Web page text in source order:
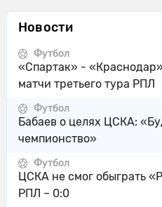
Новости
Футбол
«Спартак» -
матчи третьего тура РПЛ
Футбол
Бабаев о целях ЦСКА:
чемпионство»
Футбол
ЦСКА не смог обыграть
РПЛ – 0:0